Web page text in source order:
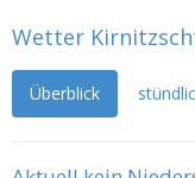
Wetter
Überblick